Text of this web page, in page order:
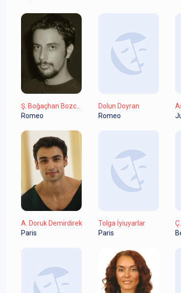
Romeo
Dolun Doyran
Romeo
A. Doruk Demirdirek
Paris
Tolga İyiuyarlar
Paris